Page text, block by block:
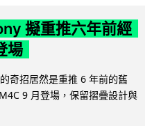
擬重推六年前經
場
奇招居然是重推 6 年前的舊
9 月登場，保留摺疊設計與